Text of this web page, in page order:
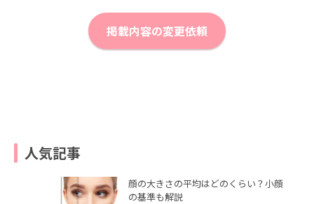
掲載内容の変更依頼
人気記事
顔の大きさの平均はどのくらい？小顔
の基準も解説